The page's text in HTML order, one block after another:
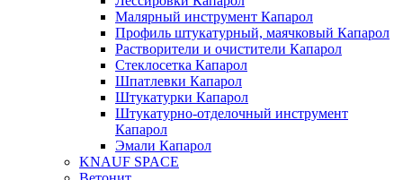
Малярный инструмент Капарол
Профиль штукатурный, маячковый Капарол
Растворители и очистители Капарол
Cтеклосетка Капарол
Шпатлевки Капарол
Штукатурки Капарол
Штукатурно-отделочный инструмент
Капарол
Эмали Капарол
KNAUF SPACE